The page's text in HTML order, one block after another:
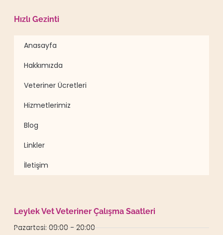
Hızlı Gezinti
Anasayfa
Hakkımızda
Veteriner Ücretleri
Hizmetlerimiz
Blog
Linkler
İletişim
Leylek Vet Veteriner Çalışma Saatleri
Pazartesi: 09:00 - 20:00